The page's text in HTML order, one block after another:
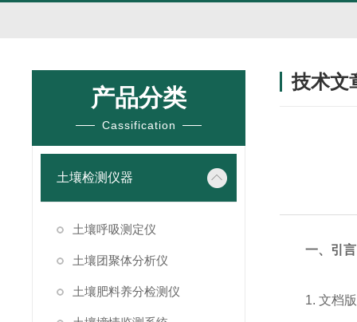
产品分类
Cassification
土壤检测仪器
土壤呼吸测定仪
土壤团聚体分析仪
土壤肥料养分检测仪
技术文
一、引言
1. 文档